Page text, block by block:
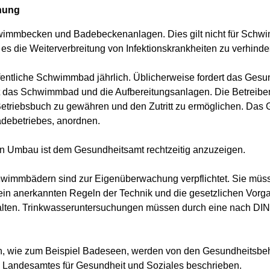
und Badebeckenanlagen. Dies gilt nicht für
die Weiterverbreitung von Infektionskrankheiten zu
Schwimmbad jährlich. Üblicherweise fordert das
Schwimmbad und die Aufbereitungsanlagen. Die
zu gewähren und den Zutritt zu ermöglichen. Das
anordnen.
Umbau ist dem Gesundheitsamt rechtzeitig anzuzeigen.
sind zur Eigenüberwachung verpflichtet. Sie
anerkannten Regeln der Technik und die gesetzlichen
Trinkwasseruntersuchungen müssen durch eine nach
wie zum Beispiel Badeseen, werden von den
für Gesundheit und Soziales beschrieben.